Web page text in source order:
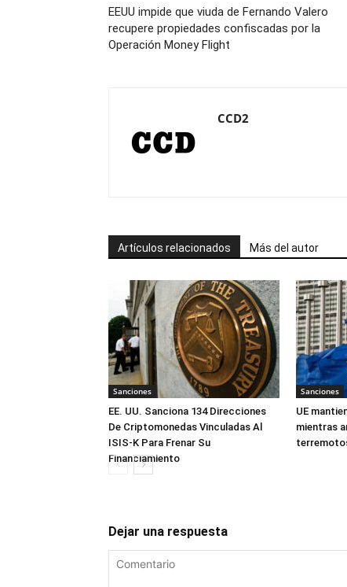
EEUU impide que viuda de Fernando Valero
recupere propiedades confiscadas por la
Operación Money Flight
CCD2
Artículos relacionados Más del autor
Sanciones
EE. UU. Sanciona 134 Direcciones
De Criptomonedas Vinculadas Al
ISIS-K Para Frenar Su
Financiamiento
Sanciones
UE
mientras
Dejar una respuesta